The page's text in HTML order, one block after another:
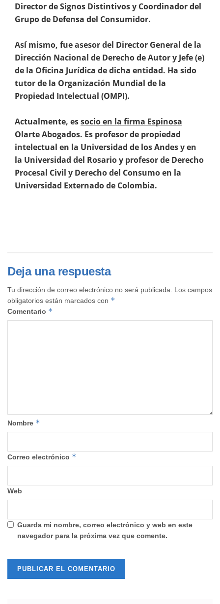
Director de Signos Distintivos y Coordinador del
Grupo de Defensa del Consumidor.
Así mismo, fue asesor del Director General de la
Dirección Nacional de Derecho de Autor y Jefe (e)
de la Oficina Jurídica de dicha entidad. Ha sido
tutor de la Organización Mundial de la
Propiedad Intelectual (OMPI).
Actualmente, essocio en la firma Espinosa
Olarte Abogados. Es profesor de propiedad
intelectual en la Universidad de los Andes y en
la Universidad del Rosario y profesor de Derecho
Procesal Civil y Derecho del Consumo en la
Universidad Externado de Colombia.
Deja una respuesta
Tu dirección de correo electrónico no será publicada.
Los campos
obligatorios están marcados con *
Comentario *
Nombre *
Correo electrónico *
Web
Guarda mi nombre, correo electrónico y web en este
navegador para la próxima vez que comente.